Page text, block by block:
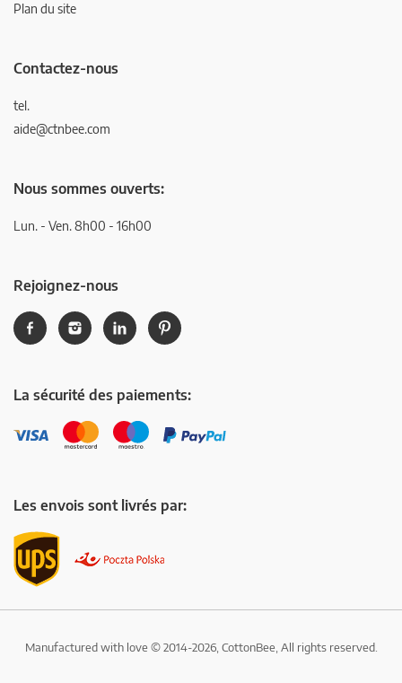
Plan du site
Contactez-nous
tel.
aide@ctnbee.com
Nous sommes ouverts:
Lun. - Ven. 8h00 - 16h00
Rejoignez-nous
La sécurité des paiements:
Les envois sont livrés par:
Manufactured with love © 2014-2026, CottonBee, All rights reserved.